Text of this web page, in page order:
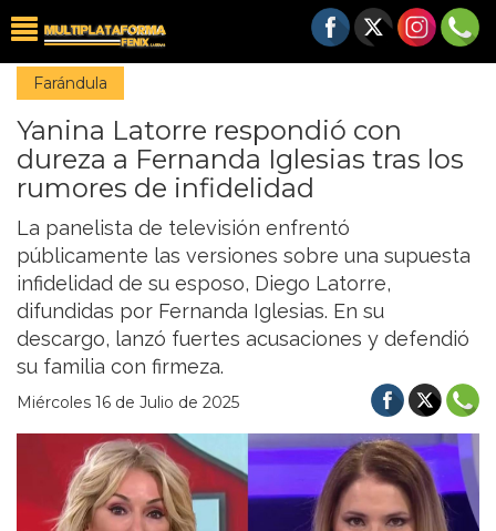
Farándula
Yanina Latorre respondió con
dureza a Fernanda Iglesias tras los
rumores de infidelidad
La panelista de televisión enfrentó
públicamente las versiones sobre una supuesta
infidelidad de su esposo, Diego Latorre,
difundidas por Fernanda Iglesias. En su
descargo, lanzó fuertes acusaciones y defendió
su familia con firmeza.
Miércoles 16 de Julio de 2025